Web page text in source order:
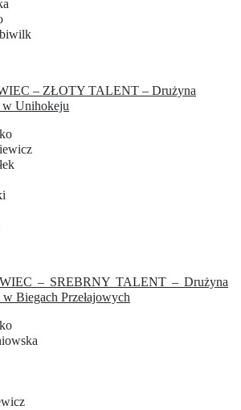
– ZŁOTY TALENT – Drużyna
Unihokeju
– SREBRNY TALENT – Drużyna
Biegach Przełajowych